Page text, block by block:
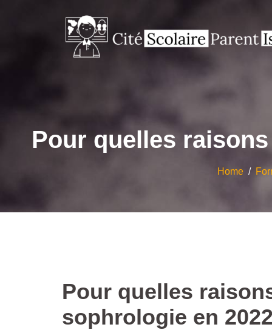
Pour quelles
Home /
Pour quelles
sophrologie en